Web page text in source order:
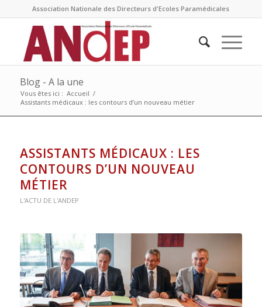
Association Nationale des Directeurs d'Ecoles Paramédicales
Blog - A la une
Vous êtes ici : Accueil /
Assistants médicaux : les contours d’un nouveau métier
ASSISTANTS MÉDICAUX : LES
CONTOURS D’UN NOUVEAU
MÉTIER
L'ACTU DE L'ANDEP